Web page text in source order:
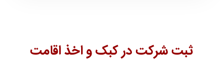
ثبت شرکت در کبک و اخذ اقامت